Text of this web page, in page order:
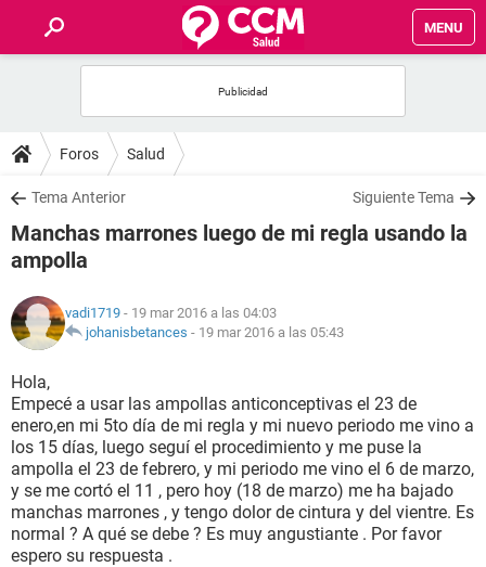
MENU
FOROS
SALUD
FAMILIA
NUTRICIÓN
SEXUALIDAD
GLOSARIO
Foros Salud
Tema Anterior Siguiente Tema
Manchas marrones luego de mi regla usando la
ampolla
vadi1719 - 19 mar 2016 a las 04:03
johanisbetances - 19 mar 2016 a las 05:43
Hola,
Empecé a usar las ampollas anticonceptivas el 23 de
enero,en mi 5to día de mi regla y mi nuevo periodo me vino a
los 15 días, luego seguí el procedimiento y me puse la
ampolla el 23 de febrero, y mi periodo me vino el 6 de marzo,
y se me cortó el 11 , pero hoy (18 de marzo) me ha bajado
manchas marrones , y tengo dolor de cintura y del vientre. Es
normal ? A qué se debe ? Es muy angustiante . Por favor
espero su respuesta .